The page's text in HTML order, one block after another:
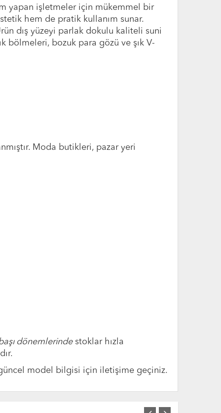
yapan işletmeler için mükemmel bir
hem de pratik kullanım sunar.
dış yüzeyi parlak dokulu kaliteli suni
bölmeleri, bozuk para gözü ve şık V-
Moda butikleri, pazar yeri
dönemlerindestoklar hızla
model bilgisi için iletişime geçiniz.